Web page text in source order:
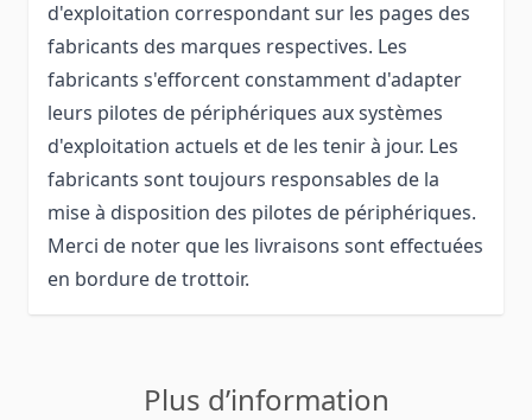
d'exploitation correspondant sur les pages des
fabricants des marques respectives. Les
fabricants s'efforcent constamment d'adapter
leurs pilotes de périphériques aux systèmes
d'exploitation actuels et de les tenir à jour. Les
fabricants sont toujours responsables de la
mise à disposition des pilotes de périphériques.
Merci de noter que les livraisons sont effectuées
en bordure de trottoir.
Plus d’information